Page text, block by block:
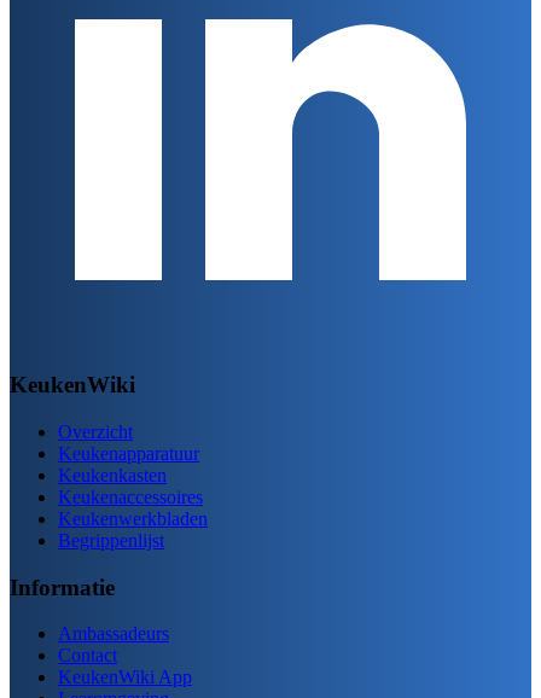
KeukenWiki
Overzicht
Keukenapparatuur
Keukenkasten
Keukenaccessoires
Keukenwerkbladen
Begrippenlijst
Informatie
Ambassadeurs
Contact
KeukenWiki App